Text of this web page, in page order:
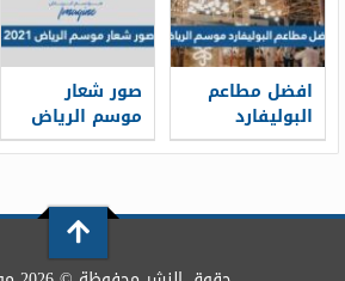
افضل مطاعم
البوليفارد
موسم الرياض
صور شعار
موسم الرياض
2025